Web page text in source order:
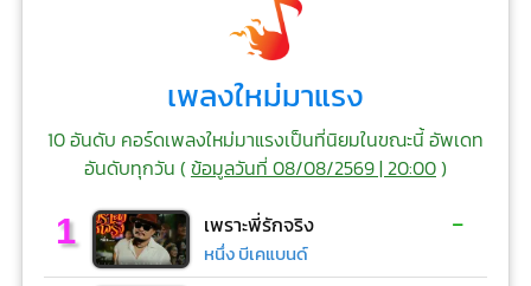
เพลงใหม่มาแรง
10 อันดับ คอร์ดเพลงใหม่มาแรงเป็นที่นิยมในขณะนี้ อัพเดท
อันดับทุกวัน (ข้อมูลวันที่ 08/08/2569 | 20:00)
1 เพราะพี่รักจริง
หนึ่ง บีเคแบนด์
-